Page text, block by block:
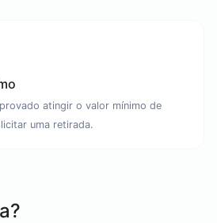
atingir o valor mínimo de
uma retirada.